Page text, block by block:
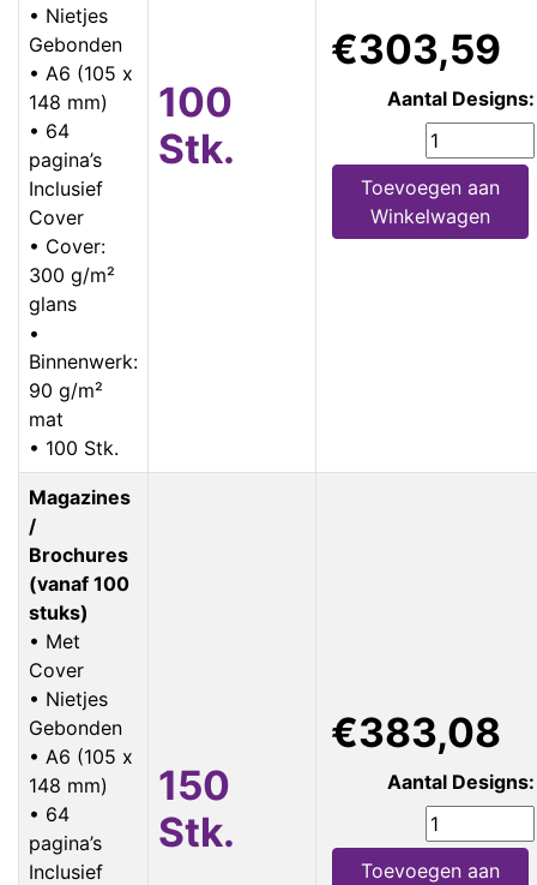
• Nietjes
Gebonden
• A6 (105 x
148 mm)
• 64
pagina’s
Inclusief
Cover
• Cover:
300 g/m²
glans
•
Binnenwerk:
90 g/m²
mat
• 100 Stk.
100
Stk.
€303,59
Aantal Designs:
Toevoegen aan
Winkelwagen
Magazines
/
Brochures
(vanaf 100
stuks)
• Met
Cover
• Nietjes
Gebonden
• A6 (105 x
148 mm)
• 64
pagina’s
Inclusief
150
Stk.
€383,08
Aantal Designs:
Toevoegen aan